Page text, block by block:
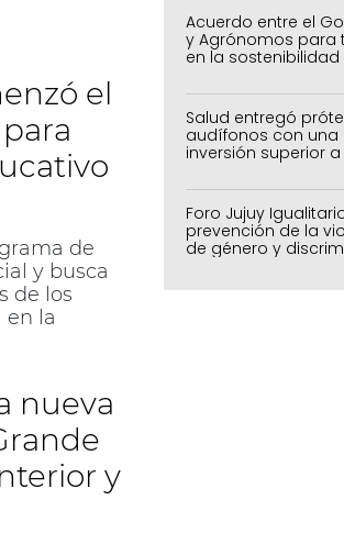
el
de
y busca
de los
en la
nueva
y
Acuerdo entre el
y Agrónomos para
en la sostenibilidad
agrícolas,
forestal
Salud entregó
audífonos con una
inversión superior a
millones de pesos
Foro Jujuy
prevención de la
de género y